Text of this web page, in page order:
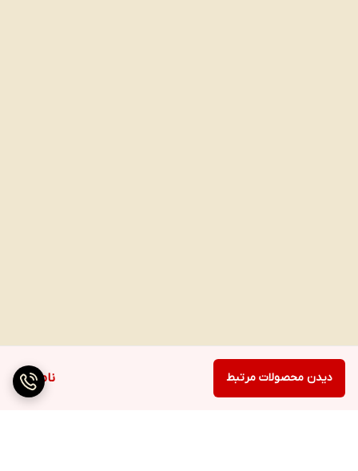
ناموجود دیدن محصولات مرتبط